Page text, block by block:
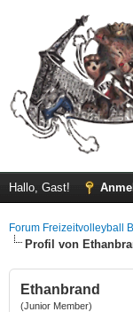
Hallo, Gast!
Forum Freizeitvolleyball
Profil von
Ethanbrand
(Junior Member)